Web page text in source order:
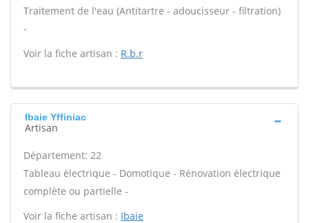
Traitement de l'eau (Antitartre - adoucisseur - filtration)
-
Voir la fiche artisan : R.b.r
Ibaie Yffiniac
Artisan
Département: 22
Tableau électrique - Domotique - Rénovation électrique
complète ou partielle -
Voir la fiche artisan : Ibaie